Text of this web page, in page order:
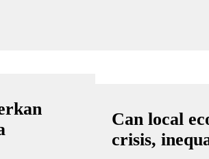
Can local
crisis,